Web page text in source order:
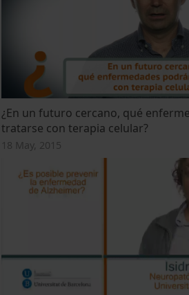
¿En un futuro cercano, qué
tratarse con terapia celular?
18 May, 2015